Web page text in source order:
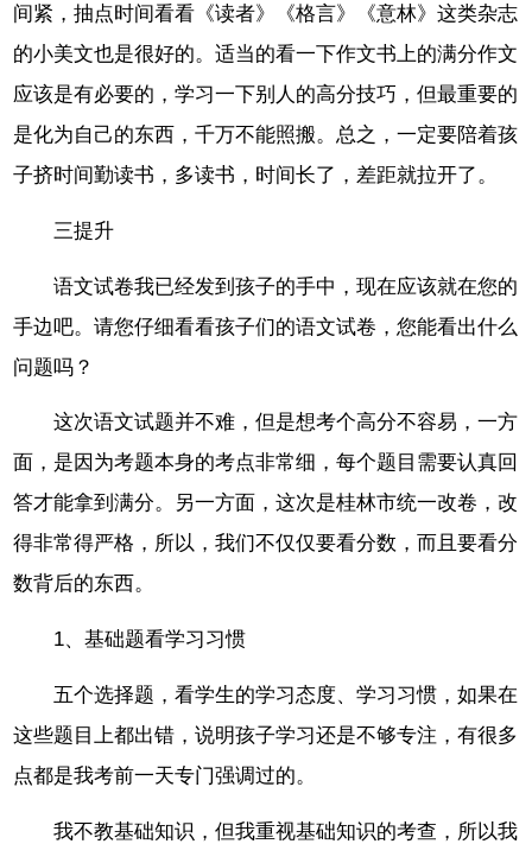
间紧，抽点时间看看《读者》《格言》《意林》这类杂志
的小美文也是很好的。适当的看一下作文书上的满分作文
应该是有必要的，学习一下别人的高分技巧，但最重要的
是化为自己的东西，千万不能照搬。总之，一定要陪着孩
子挤时间勤读书，多读书，时间长了，差距就拉开了。
三提升
语文试卷我已经发到孩子的手中，现在应该就在您的
手边吧。请您仔细看看孩子们的语文试卷，您能看出什么
问题吗？
这次语文试题并不难，但是想考个高分不容易，一方
面，是因为考题本身的考点非常细，每个题目需要认真回
答才能拿到满分。另一方面，这次是桂林市统一改卷，改
得非常得严格，所以，我们不仅仅要看分数，而且要看分
数背后的东西。
1、基础题看学习习惯
五个选择题，看学生的学习态度、学习习惯，如果在
这些题目上都出错，说明孩子学习还是不够专注，有很多
点都是我考前一天专门强调过的。
我不教基础知识，但我重视基础知识的考查，所以我